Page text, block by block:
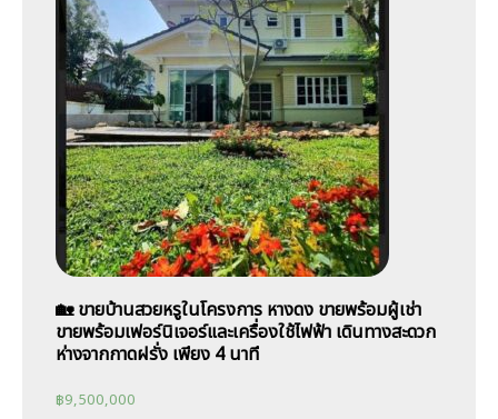
🏡 ขายบ้านสวยหรูในโครงการ หางดง ขายพร้อมผู้เช่า
ขายพร้อมเฟอร์นิเจอร์และเครื่องใช้ไฟฟ้า เดินทางสะดวก
ห่างจากกาดฝรั่ง เพียง 4 นาที
฿9,500,000